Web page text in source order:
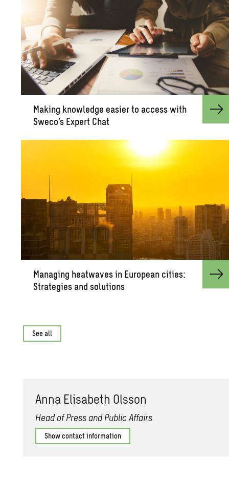
Mak­ing knowl­edge eas­ier to ac­cess with
Sweco’s Ex­pert Chat
Man­ag­ing heat­waves in Eu­ro­pean cities:
Strate­gies and so­lu­tions
See all
Anna Elis­a­beth Ols­son
Head of Press and Public Affairs
Show contact information